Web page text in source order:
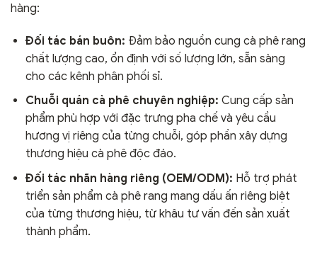
hàng:
Đối tác bán buôn: Đảm bảo nguồn cung cà phê rang
chất lượng cao, ổn định với số lượng lớn, sẵn sàng
cho các kênh phân phối sỉ.
Chuỗi quán cà phê chuyên nghiệp: Cung cấp sản
phẩm phù hợp với đặc trưng pha chế và yêu cầu
hương vị riêng của từng chuỗi, góp phần xây dựng
thương hiệu cà phê độc đáo.
Đối tác nhãn hàng riêng (OEM/ODM): Hỗ trợ phát
triển sản phẩm cà phê rang mang dấu ấn riêng biệt
của từng thương hiệu, từ khâu tư vấn đến sản xuất
thành phẩm.